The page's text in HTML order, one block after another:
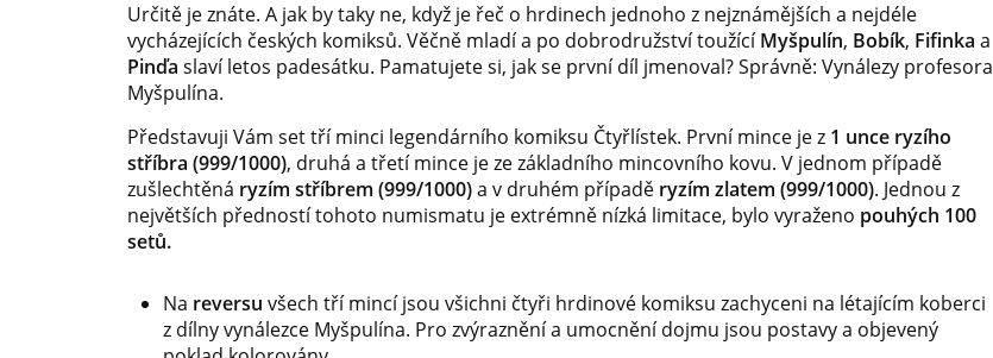
Určitě je znáte. A jak by taky ne, když je řeč o hrdinech jednoho z nejznámějších a nejdéle
vycházejících českých komiksů. Věčně mladí a po dobrodružství toužícíMyšpulín, Bobík, Fifinka a
Pinďa slaví letos padesátku. Pamatujete si, jak se první díl jmenoval? Správně: Vynálezy profesora
Myšpulína.
Představuji Vám set tří minci legendárního komiksu Čtyřlístek. První mince je z 1 unce ryzího
stříbra (999/1000), druhá a třetí mince je ze základního mincovního kovu. V jednom případě
zušlechtěná ryzím stříbrem (999/1000)a v druhém případě ryzím zlatem (999/1000). Jednou z
největších předností tohoto numismatu je extrémně nízká limitace, bylo vyraženo pouhých 100
setů.
Na reversu všech tří mincí jsou všichni čtyři hrdinové komiksu zachyceni na létajícím koberci
z dílny vynálezce Myšpulína. Pro zvýraznění a umocnění dojmu jsou postavy a objevený